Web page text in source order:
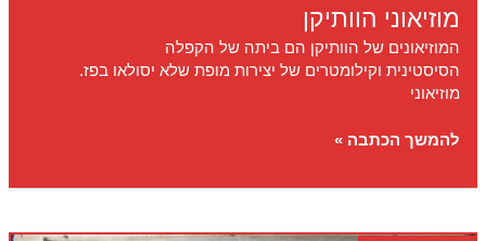
מוזיאוני הוותיקן
המוזיאונים של הוותיקן הם ביתה של הקפלה
הסיסטינית וקילומטרים של יצירות מופת שלא יסולאו בפז.
מוזיאוני
מוזיאוני
להמשך הכתבה »